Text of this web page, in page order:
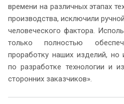
времени на различных этапах
производства, исключили
человеческого фактора.
только полностью
проработку наших изделий, но
по разработке технологии и
сторонних заказчиков».